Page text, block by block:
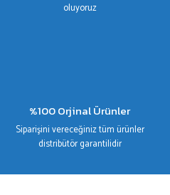
oluyoruz
%100 Orjinal Ürünler
Siparişini vereceğiniz tüm ürünler
distribütör garantilidir